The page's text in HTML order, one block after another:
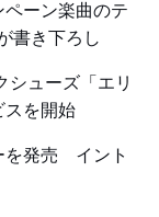
ペーン楽曲のテ
書き下ろし
シューズ「エリ
スを開始
を発売 イント